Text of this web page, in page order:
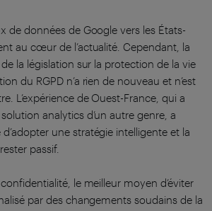
de données de Google vers les États-
au cœur de l’actualité. Cependant, la
la législation sur la protection de la vie
du RGPD n’a rien de nouveau et n’est
L’expérience de Ouest-France, qui a
analytics d’un autre genre, a
une stratégie intelligente et la
passif.
le meilleur moyen d’éviter
par des changements soudains de la